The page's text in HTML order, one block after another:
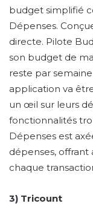
budget simplifié
Dépenses.
directe. Pilote
son budget de
reste par
application va
un œil sur leurs
fonctionnalités
Dépenses est
dépenses, offrant
chaque
3) Tricount